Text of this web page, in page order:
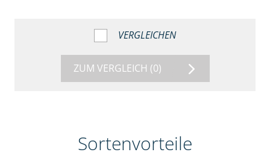
VERGLEICHEN
ZUM VERGLEICH (0)
Sortenvorteile